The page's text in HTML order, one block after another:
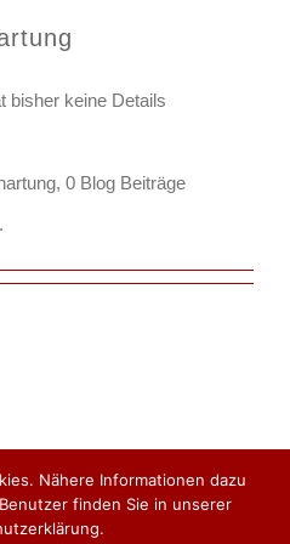
bisher keine Details
0 Blog Beiträge
Tech. GmbH |
Nähere Informationen dazu
finden Sie in unserer